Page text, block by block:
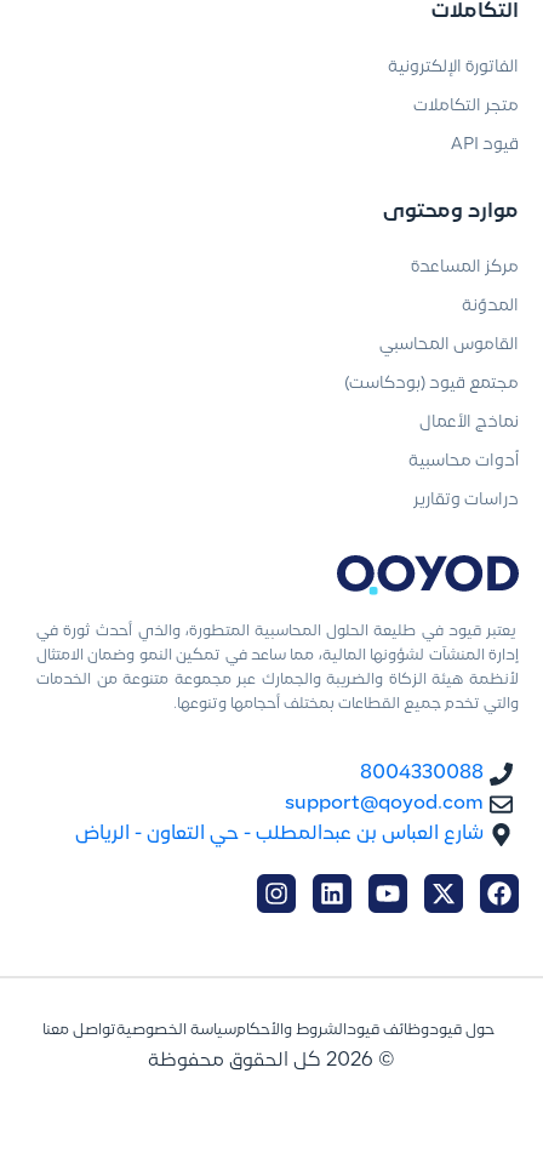
يعتبر قيود في طليعة الحلول المحاسبية المتطورة، والذي أحدث ثورة في
إدارة المنشآت لشؤونها المالية، مما ساعد في تمكين النمو وضمان الامتثال
لأنظمة هيئة الزكاة والضريبة والجمارك عبر مجموعة متنوعة من الخدمات
والتي تخدم جميع القطاعات بمختلف أحجامها وتنوعها.
8004330088
support@qoyod.com
شارع العباس بن عبدالمطلب - حي التعاون - الرياض
التكاملات
الفاتورة الإلكترونية
متجر التكاملات
قيود API
موارد ومحتوى
مركز المساعدة
المدوّنة
القاموس المحاسبي
مجتمع قيود (بودكاست)
نماذج الأعمال
أدوات محاسبية
دراسات وتقارير
حول قيودوظائف قيود الشروط والأحكامسياسة الخصوصيةتواصل معنا
© 2026 كل الحقوق محفوظة